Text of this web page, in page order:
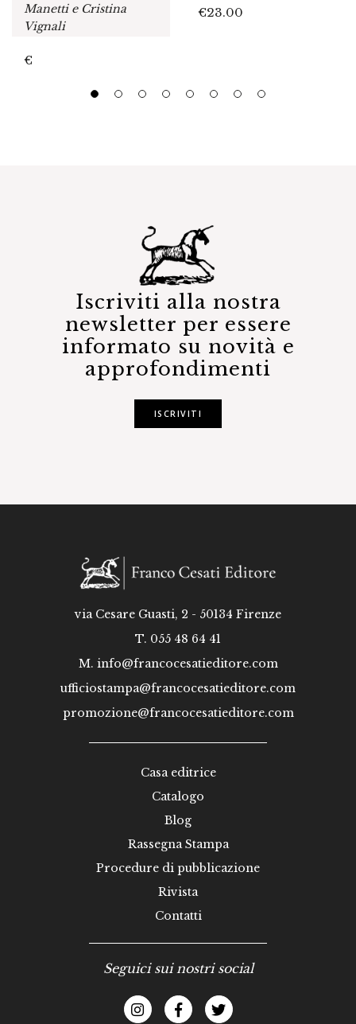
Manetti e Cristina
Vignali
€
€23.00
Iscriviti alla nostra
newsletter per essere
informato su novità e
approfondimenti
ISCRIVITI
via Cesare Guasti, 2 - 50134 Firenze
T. 055 48 64 41
M. info@francocesatieditore.com
ufficiostampa@francocesatieditore.com
promozione@francocesatieditore.com
Casa editrice
Catalogo
Blog
Rassegna Stampa
Procedure di pubblicazione
Rivista
Contatti
Seguici sui nostri social